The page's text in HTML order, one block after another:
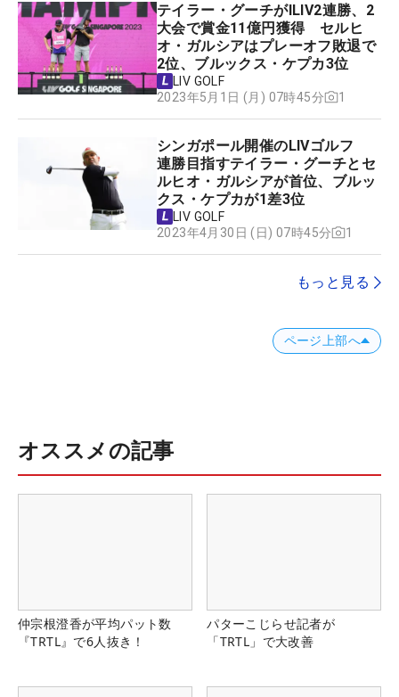
テイラー・グーチがlLIV2連勝、2
大会で賞金11億円獲得 セルヒ
オ・ガルシアはプレーオフ敗退で
2位、ブルックス・ケプカ3位
LIV GOLF
2023年5月1日 (月) 07時45分
1
シンガポール開催のLIVゴルフ
連勝目指すテイラー・グーチとセ
ルヒオ・ガルシアが首位、ブルッ
クス・ケプカが1差3位
LIV GOLF
2023年4月30日 (日) 07時45分
1
もっと見る
ページ上部へ
オススメの記事
仲宗根澄香が平均パット数
『TRTL』で6人抜き！
パターこじらせ記者が
「TRTL」で大改善